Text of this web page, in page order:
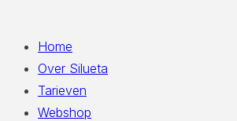
Home
Over Silueta
Tarieven
Webshop